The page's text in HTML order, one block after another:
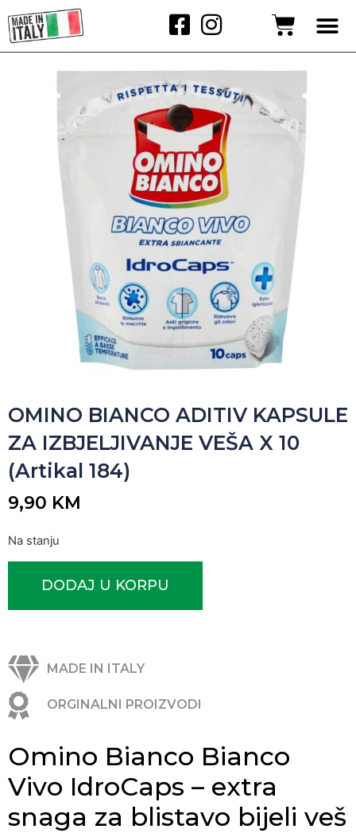
OMINO BIANCO ADITIV KAPSULE
ZA IZBJELJIVANJE VEŠA X 10
(Artikal 184)
9,90 KM
Na stanju
DODAJ U KORPU
MADE IN ITALY
ORGINALNI PROIZVODI
Omino Bianco Bianco
Vivo IdroCaps – extra
snaga za blistavo bijeli veš